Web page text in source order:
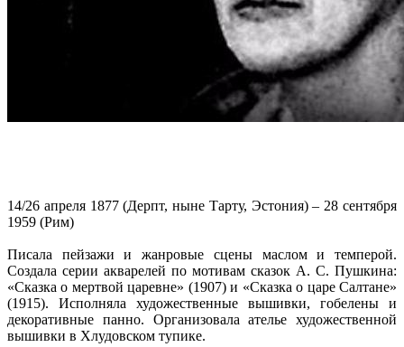
14/26 апреля 1877 (Дерпт, ныне Тарту, Эстония) – 28 сентября
1959 (Рим)
Писала пейзажи и жанровые сцены маслом и темперой.
Создала серии акварелей по мотивам сказок А. С. Пушкина:
«Сказка о мертвой царевне» (1907) и «Сказка о царе Салтане»
(1915). Исполняла художественные вышивки, гобелены и
декоративные панно. Организовала ателье художественной
вышивки в Хлудовском тупике.